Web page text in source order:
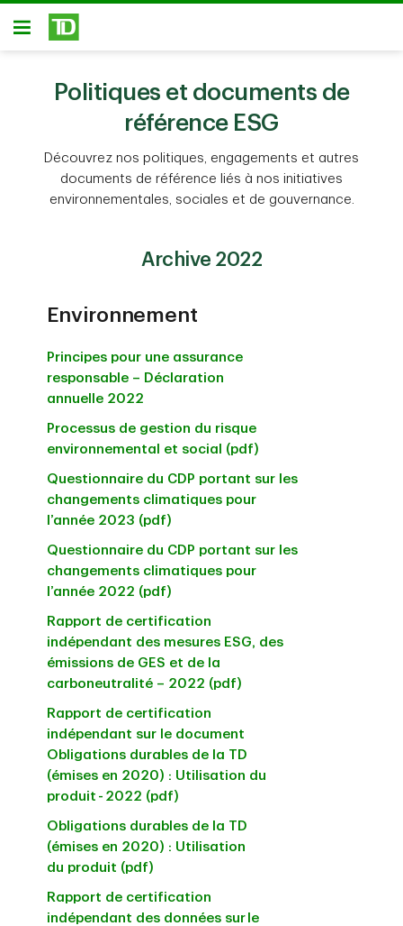
Passer au contenu principal
Ouvert
Politiques et documents de
référence ESG
Découvrez nos politiques, engagements et autres
documents de référence liés à nos initiatives
environnementales, sociales et de gouvernance.
Archive 2022
Environnement
Principes pour une assurance
responsable – Déclaration
annuelle 2022
Processus de gestion du risque
environnemental et social (pdf)
Questionnaire du CDP portant sur les
changements climatiques pour
l’année 2023 (pdf)
Questionnaire du CDP portant sur les
changements climatiques pour
l’année 2022 (pdf)
Rapport de certification
indépendant des mesures ESG, des
émissions de GES et de la
carboneutralité – 2022 (pdf)
Rapport de certification
indépendant sur le document
Obligations durables de la TD
(émises en 2020) : Utilisation du
produit - 2022 (pdf)
Obligations durables de la TD
(émises en 2020) : Utilisation
du produit (pdf)
Rapport de certification
indépendant des données sur le